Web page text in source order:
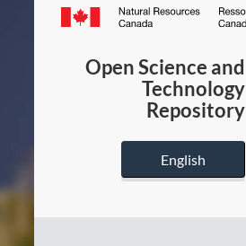
Canada.ca
Open Science and
Technology
Repository
English